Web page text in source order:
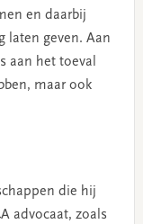
en daarbij
laten geven. Aan
aan het toeval
maar ook
die hij
advocaat, zoals